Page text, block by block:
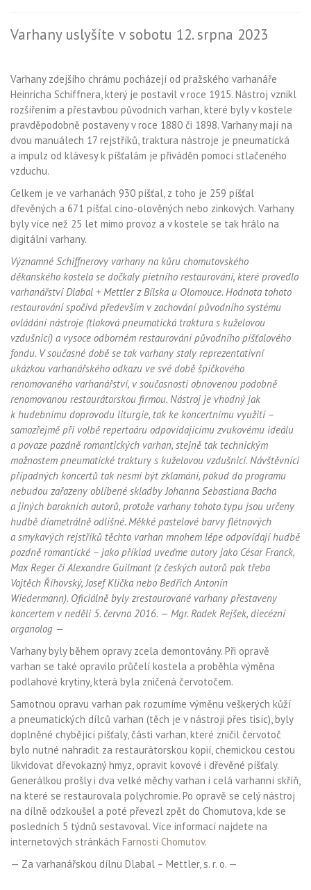
Varhany uslyšíte v sobotu 12. srpna 2023
Varhany zdejšího chrámu pocházejí od pražského varhanáře
Heinricha Schiffnera, který je postavil v roce 1915. Nástroj vznikl
rozšířením a přestavbou původních varhan, které byly v kostele
pravděpodobně postaveny v roce 1880 či 1898. Varhany mají na
dvou manuálech 17 rejstříků, traktura nástroje je pneumatická
a impulz od klávesy k píšťalám je přiváděn pomocí stlačeného
vzduchu.
Celkem je ve varhanách 930 píšťal, z toho je 259 píšťal
dřevěných a 671 píšťal cíno-olověných nebo zinkových. Varhany
byly více než 25 let mimo provoz a v kostele se tak hrálo na
digitální varhany.
Významné Schiffnerovy varhany na kůru chomutovského
děkanského kostela se dočkaly pietního restaurování, které provedlo
varhanářství Dlabal + Mettler z Bílska u Olomouce. Hodnota tohoto
restaurování spočívá především v zachování původního systému
ovládání nástroje (tlaková pneumatická traktura s kuželovou
vzdušnicí) a vysoce odborném restaurování původního píšťalového
fondu. V současné době se tak varhany staly reprezentativní
ukázkou varhanářského odkazu ve své době špičkového
renomovaného varhanářství, v současnosti obnovenou podobně
renomovanou restaurátorskou firmou. Nástroj je vhodný jak
k hudebnímu doprovodu liturgie, tak ke koncertnímu využití –
samozřejmě při volbě repertoáru odpovídajícímu zvukovému ideálu
a povaze pozdně romantických varhan, stejně tak technickým
možnostem pneumatické traktury s kuželovou vzdušnicí. Návštěvníci
případných koncertů tak nesmí být zklamáni, pokud do programu
nebudou zařazeny oblíbené skladby Johanna Sebastiana Bacha
a jiných barokních autorů, protože varhany tohoto typu jsou určeny
hudbě diametrálně odlišné. Měkké pastelové barvy flétnových
a smykavých rejstříků těchto varhan mnohem lépe odpovídají hudbě
pozdně romantické – jako příklad uveďme autory jako César Franck,
Max Reger či Alexandre Guilmant (z českých autorů pak třeba
Vojtěch Říhovský, Josef Klička nebo Bedřich Antonín
Wiedermann). Oficiálně byly zrestaurované varhany přestaveny
koncertem v neděli 5. června 2016. — Mgr. Radek Rejšek, diecézní
organolog —
Varhany byly během opravy zcela demontovány. Při opravě
varhan se také opravilo průčelí kostela a proběhla výměna
podlahové krytiny, která byla zničená červotočem.
Samotnou opravu varhan pak rozumíme výměnu veškerých kůží
a pneumatických dílců varhan (těch je v nástroji přes tisíc), byly
doplněné chybějící píšťaly, části varhan, které zničil červotoč
bylo nutné nahradit za restaurátorskou kopií, chemickou cestou
likvidovat dřevokazný hmyz, opravit kovové i dřevěné píšťaly.
Generálkou prošly i dva velké měchy varhan i celá varhanní skříň,
na které se restaurovala polychromie. Po opravě se celý nástroj
na dílně odzkoušel a poté převezl zpět do Chomutova, kde se
posledních 5 týdnů sestavoval. Více informací najdete na
internetových stránkách Farnosti Chomutov.
— Za varhanářskou dílnu Dlabal – Mettler, s. r. o. —